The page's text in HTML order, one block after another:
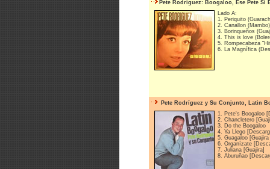
Pete Rodríguez: Boogaloo, Ese Pete
Lado A:
1. Periquito
2. Canallon
3. Borinqueños
4. This is love
5. Rompecabeza
6. La Magnífica
Pete Rodríguez y Su Conjunto, Latin
1. Pete's Boogaloo
2. Chancletero
3. Do the Boogaloo
4. Ya Llego
5. Guagaloo
6. Organízate
7. Juliana [Guajira]
8. Aburuñao